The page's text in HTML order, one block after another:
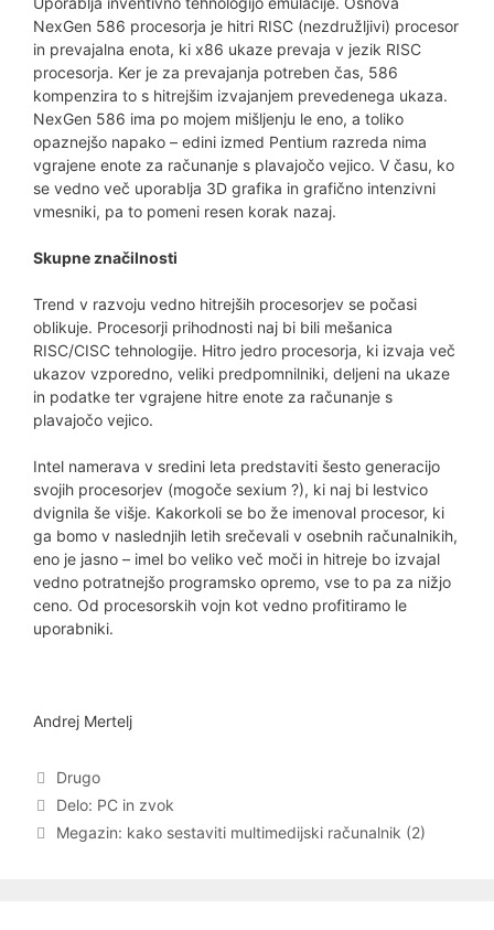
NexGen 586 procesorja je hitri RISC (nezdružljivi) procesor
in prevajalna enota, ki x86 ukaze prevaja v jezik RISC
procesorja. Ker je za prevajanja potreben čas, 586
kompenzira to s hitrejšim izvajanjem prevedenega ukaza.
NexGen 586 ima po mojem mišljenju le eno, a toliko
opaznejšo napako – edini izmed Pentium razreda nima
vgrajene enote za računanje s plavajočo vejico. V času, ko
se vedno več uporablja 3D grafika in grafično intenzivni
vmesniki, pa to pomeni resen korak nazaj.
Skupne značilnosti
Trend v razvoju vedno hitrejših procesorjev se počasi
oblikuje. Procesorji prihodnosti naj bi bili mešanica
RISC/CISC tehnologije. Hitro jedro procesorja, ki izvaja več
ukazov vzporedno, veliki predpomnilniki, deljeni na ukaze
in podatke ter vgrajene hitre enote za računanje s
plavajočo vejico.
Intel namerava v sredini leta predstaviti šesto generacijo
svojih procesorjev (mogoče sexium ?), ki naj bi lestvico
dvignila še višje. Kakorkoli se bo že imenoval procesor, ki
ga bomo v naslednjih letih srečevali v osebnih računalnikih,
eno je jasno – imel bo veliko več moči in hitreje bo izvajal
vedno potratnejšo programsko opremo, vse to pa za nižjo
ceno. Od procesorskih vojn kot vedno profitiramo le
uporabniki.
Andrej Mertelj
Categories
Drugo
Post
navigation
Delo: PC in zvok
Megazin: kako sestaviti multimedijski računalnik (2)